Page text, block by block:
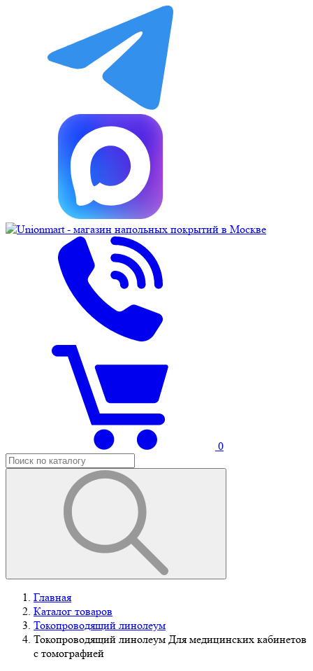
0
Главная
Каталог товаров
Токопроводящий линолеум
Токопроводящий линолеум Для медицинских кабинетов
с томографией